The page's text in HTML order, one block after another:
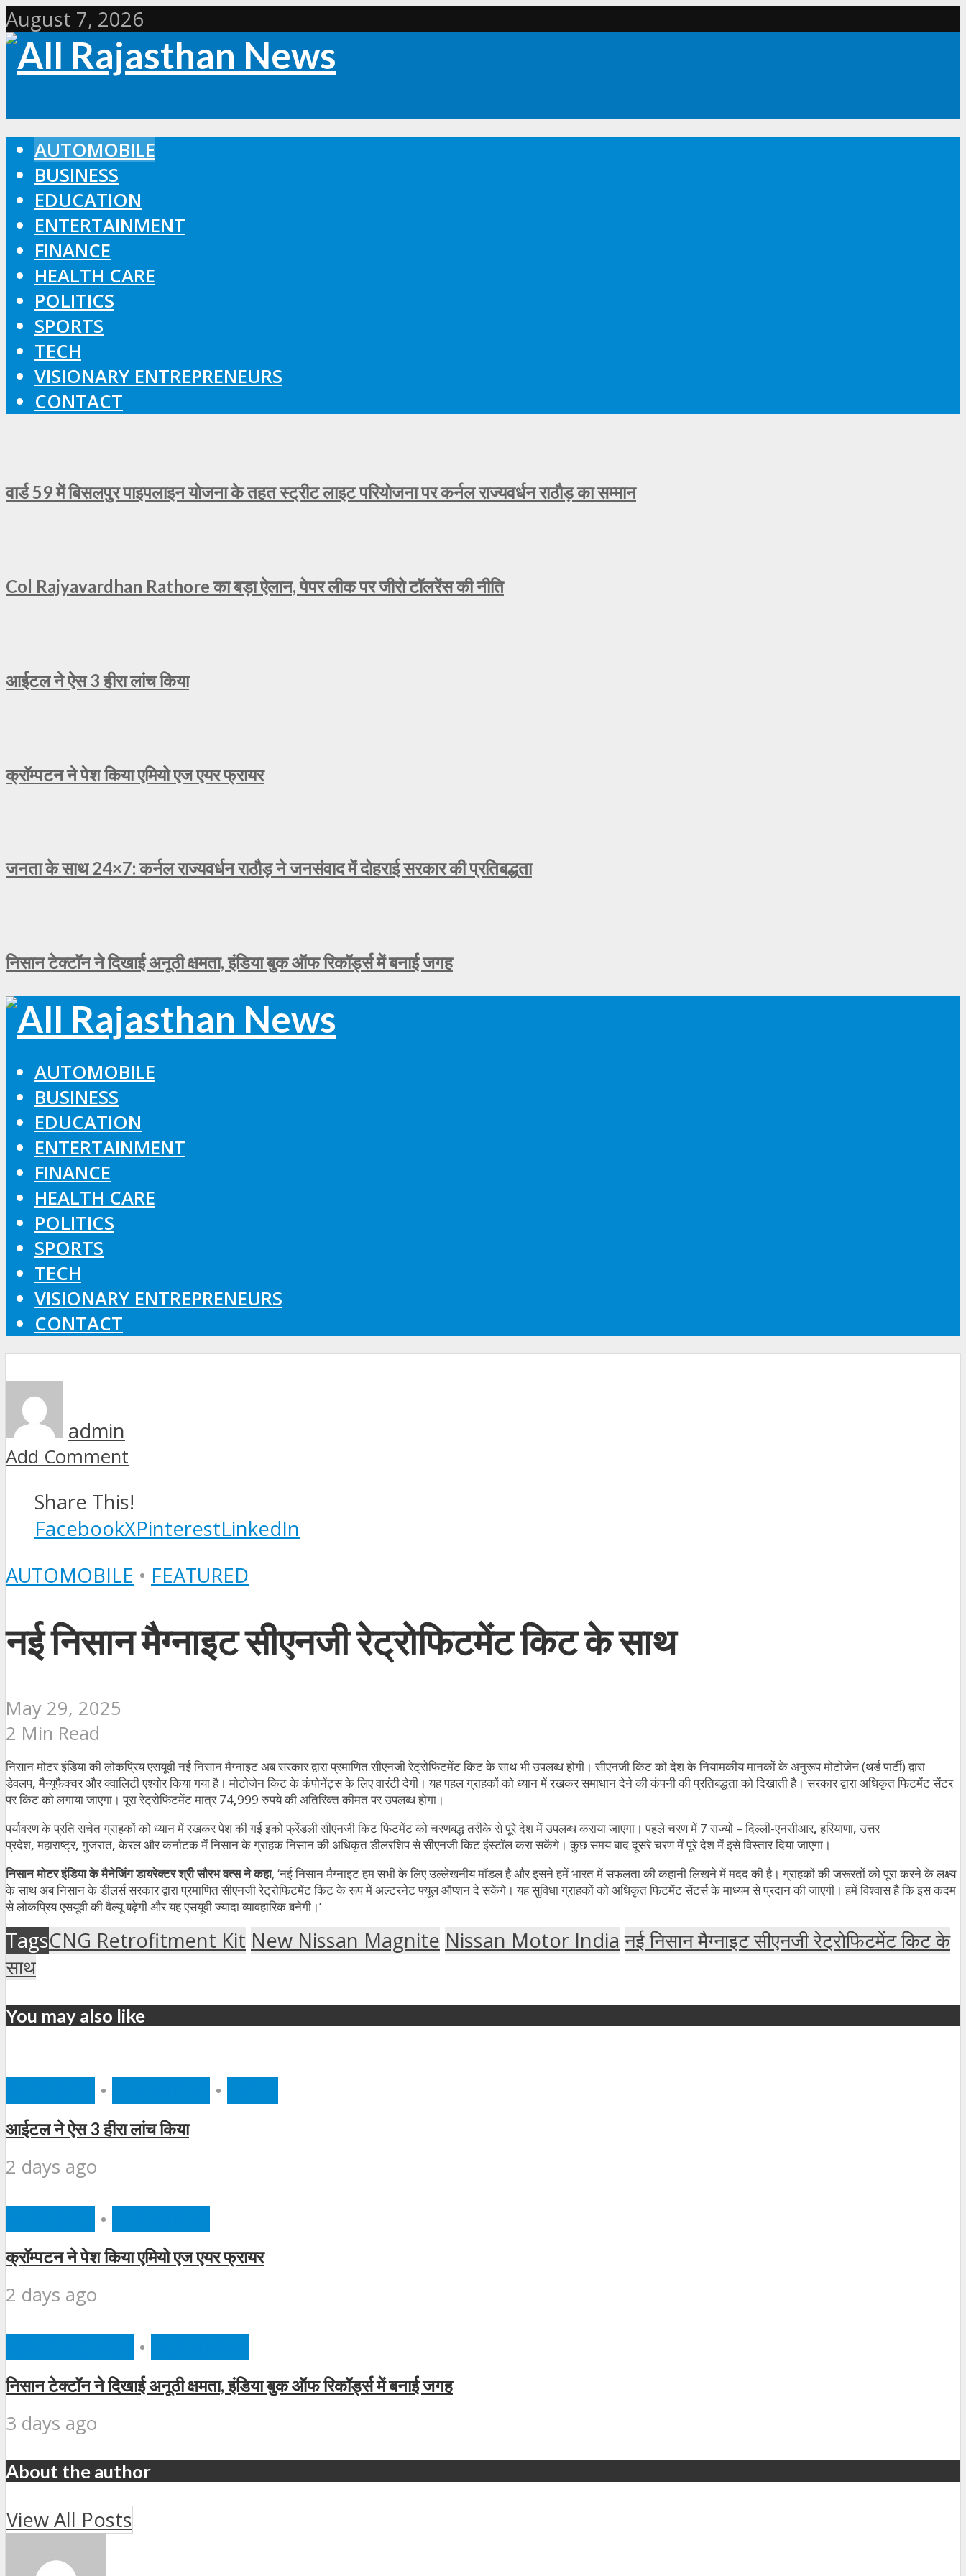
August 7, 2026
AUTOMOBILE
BUSINESS
EDUCATION
ENTERTAINMENT
FINANCE
HEALTH CARE
POLITICS
SPORTS
TECH
VISIONARY ENTREPRENEURS
CONTACT
वार्ड 59 में बिसलपुर पाइपलाइन योजना के तहत स्ट्रीट लाइट परियोजना पर कर्नल राज्यवर्धन राठौड़ का सम्मान
Col Rajyavardhan Rathore का बड़ा ऐलान, पेपर लीक पर जीरो टॉलरेंस की नीति
आईटल ने ऐस 3 हीरा लांच किया
क्रॉम्पटन ने पेश किया एमियो एज एयर फ्रायर
जनता के साथ 24×7: कर्नल राज्यवर्धन राठौड़ ने जनसंवाद में दोहराई सरकार की प्रतिबद्धता
निसान टेक्टॉन ने दिखाई अनूठी क्षमता, इंडिया बुक ऑफ रिकॉर्ड्स में बनाई जगह
AUTOMOBILE
BUSINESS
EDUCATION
ENTERTAINMENT
FINANCE
HEALTH CARE
POLITICS
SPORTS
TECH
VISIONARY ENTREPRENEURS
CONTACT
admin
Add Comment
Share This!
FacebookXPinterestLinkedIn
AUTOMOBILE • FEATURED
नई निसान मैग्नाइट सीएनजी रेट्रोफिटमेंट किट के साथ
May 29, 2025
2 Min Read
निसान मोटर इंडिया की लोकप्रिय एसयूवी नई निसान मैग्नाइट अब सरकार द्वारा प्रमाणित सीएनजी रेट्रोफिटमेंट किट के साथ भी उपलब्ध होगी। सीएनजी किट को देश के नियामकीय मानकों के अनुरूप मोटोजेन (थर्ड पार्टी) द्वारा
डेवलप,मैन्यूफैक्चर और क्वालिटी एश्योर किया गया है। मोटोजेन किट के कंपोनेंट्स के लिए वारंटी देगी। यह पहल ग्राहकों को ध्यान में रखकर समाधान देने की कंपनी की प्रतिबद्धता को दिखाती है। सरकार द्वारा अधिकृत फिटमेंट सेंटर
पर किट को लगाया जाएगा। पूरा रेट्रोफिटमेंट मात्र 74,999 रुपये की अतिरिक्त कीमत पर उपलब्ध होगा।
पर्यावरण के प्रति सचेत ग्राहकों को ध्यान में रखकर पेश की गई इको फ्रेंडली सीएनजी किट फिटमेंट को चरणबद्ध तरीके से पूरे देश में उपलब्ध कराया जाएगा। पहले चरण में 7 राज्यों – दिल्ली-एनसीआर,हरियाणा,उत्तर
प्रदेश,महाराष्ट्र,गुजरात,केरल और कर्नाटक में निसान के ग्राहक निसान की अधिकृत डीलरशिप से सीएनजी किट इंस्टॉल करा सकेंगे। कुछ समय बाद दूसरे चरण में पूरे देश में इसे विस्तार दिया जाएगा।
निसान मोटर इंडिया के मैनेजिंग डायरेक्टर श्री सौरभ वत्स ने कहा, ‘नई निसान मैग्नाइट हम सभी के लिए उल्लेखनीय मॉडल है और इसने हमें भारत में सफलता की कहानी लिखने में मदद की है। ग्राहकों की जरूरतों को पूरा करने के लक्ष्य
के साथ अब निसान के डीलर्स सरकार द्वारा प्रमाणित सीएनजी रेट्रोफिटमेंट किट के रूप में अल्टरनेट फ्यूल ऑप्शन दे सकेंगे। यह सुविधा ग्राहकों को अधिकृत फिटमेंट सेंटर्स के माध्यम से प्रदान की जाएगी। हमें विश्वास है कि इस कदम
से लोकप्रिय एसयूवी की वैल्यू बढ़ेगी और यह एसयूवी ज्यादा व्यावहारिक बनेगी।’
TagsCNG Retrofitment Kit New Nissan Magnite Nissan Motor India नई निसान मैग्नाइट सीएनजी रेट्रोफिटमेंट किट के
साथ
You may also like
• •
आईटल ने ऐस 3 हीरा लांच किया
2 days ago
•
क्रॉम्पटन ने पेश किया एमियो एज एयर फ्रायर
2 days ago
•
निसान टेक्टॉन ने दिखाई अनूठी क्षमता, इंडिया बुक ऑफ रिकॉर्ड्स में बनाई जगह
3 days ago
About the author
View All Posts